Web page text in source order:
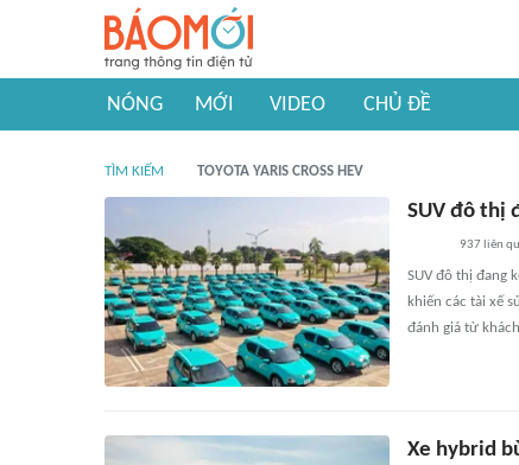
NÓNG MỚI VIDEO CHỦ ĐỀ
TÌM KIẾM TOYOTA YARIS CROSS HEV
SUV đô thị
937 liên
SUV đô thị đang
khiến các tài xế
đánh giá từ
Xe hybrid